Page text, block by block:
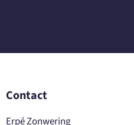
Contact
Erpé Zonwering